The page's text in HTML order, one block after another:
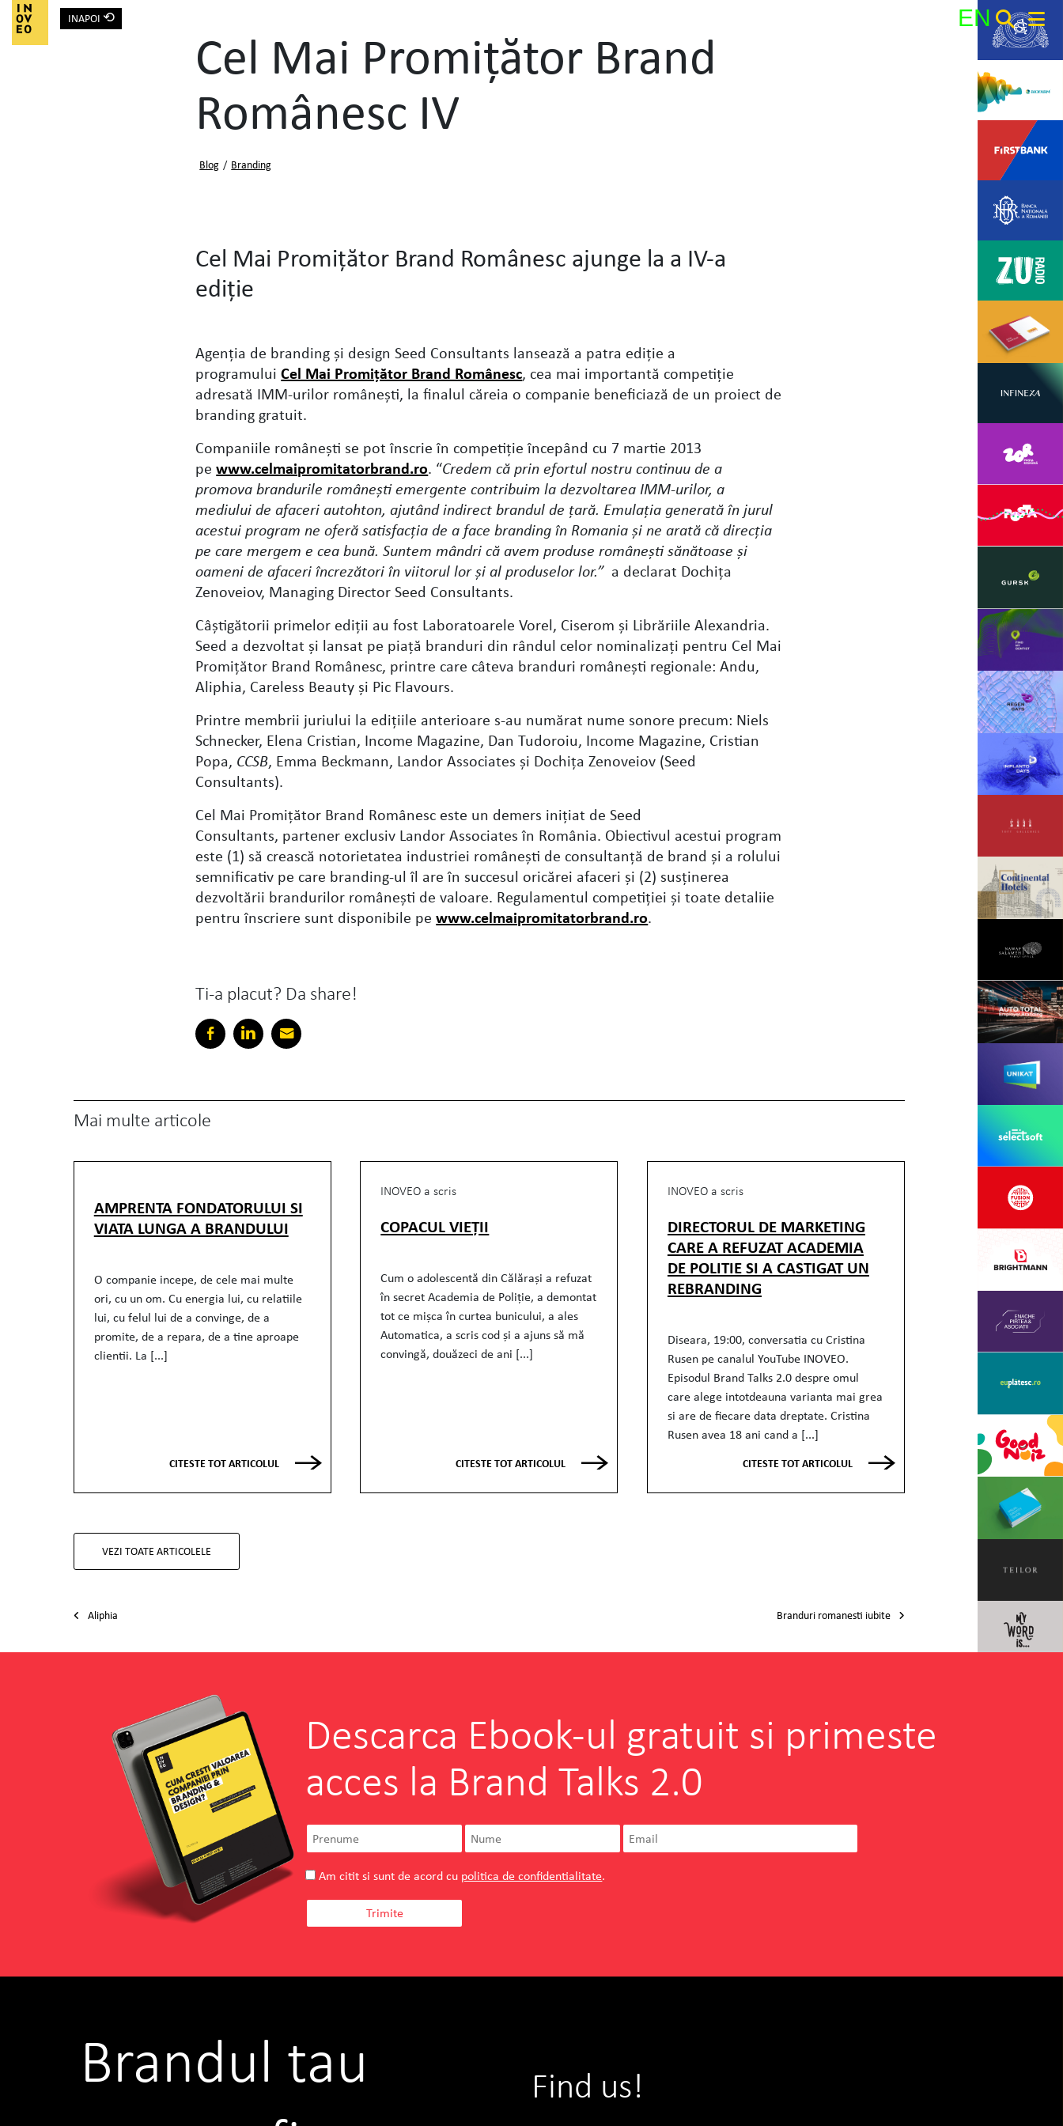
Main Navigation
INAPOI ⟲ EN
Cel Mai Promițător Brand
Românesc IV
Blog / Branding
Cel Mai Promițător Brand Românesc ajunge la a IV-a
ediție
Agenţia de branding şi design Seed Consultants lansează a patra ediţie a
programuluiCel Mai Promiţător Brand Românesc, cea mai importantă competiţie
adresată IMM-urilor românești, la finalul căreia o companie beneficiază de un proiect de
branding gratuit.
Companiile româneşti se pot înscrie în competiţie începând cu 7 martie 2013
pewww.celmaipromitatorbrand.ro. “Credem că prin efortul nostru continuu de a
promova brandurile româneşti emergente contribuim la dezvoltarea IMM-urilor, a
mediului de afaceri autohton, ajutând indirect brandul de ţară. Emulaţia generată în jurul
acestui program ne oferă satisfacţia de a face branding în Romania şi ne arată că direcţia
pe care mergem e cea bună. Suntem mândri că avem produse româneşti sănătoase şi
oameni de afaceri încrezători în viitorul lor şi al produselor lor.”a declarat Dochiţa
Zenoveiov, Managing Director Seed Consultants.
Câştigătorii primelor ediţii au fost Laboratoarele Vorel, Ciserom şi Librăriile Alexandria.
Seed a dezvoltat şi lansat pe piaţă branduri din rândul celor nominalizaţi pentru Cel Mai
Promiţător Brand Românesc, printre care câteva branduri româneşti regionale: Andu,
Aliphia, Careless Beauty şi Pic Flavours.
Printre membrii juriului la ediţiile anterioare s-au numărat nume sonore precum: Niels
Schnecker, Elena Cristian, Income Magazine, Dan Tudoroiu, Income Magazine, Cristian
Popa, CCSB, Emma Beckmann, Landor Associates şi Dochiţa Zenoveiov (Seed
Consultants).
Cel Mai Promiţător Brand Românesc este un demers iniţiat de Seed
Consultants, partener exclusiv Landor Associates în România. Obiectivul acestui program
este (1) să crească notorietatea industriei româneşti de consultanţă de brand şi a rolului
semnificativ pe care branding-ul îl are în succesul oricărei afaceri şi (2) susţinerea
dezvoltării brandurilor româneşti de valoare. Regulamentul competiţiei şi toate detaliie
pentru înscriere sunt disponibile pewww.celmaipromitatorbrand.ro.
Ti-a placut? Da share!
Mai multe articole
AMPRENTA FONDATORULUI SI
VIATA LUNGA A BRANDULUI
O companie incepe, de cele mai multe
ori, cu un om. Cu energia lui, cu relatiile
lui, cu felul lui de a convinge, de a
promite, de a repara, de a tine aproape
clientii. La [...]
CITESTE TOT ARTICOLUL
INOVEO a scris
COPACUL VIEȚII
Cum o adolescentă din Călărași a refuzat
în secret Academia de Poliție, a demontat
tot ce mișca în curtea bunicului, a ales
Automatica, a scris cod și a ajuns să mă
convingă, douăzeci de ani [...]
CITESTE TOT ARTICOLUL
INOVEO a scris
DIRECTORUL DE MARKETING
CARE A REFUZAT ACADEMIA
DE POLITIE SI A CASTIGAT UN
REBRANDING
Diseara, 19:00, conversatia cu Cristina
Rusen pe canalul YouTube INOVEO.
Episodul Brand Talks 2.0 despre omul
care alege intotdeauna varianta mai grea
si are de fiecare data dreptate. Cristina
Rusen avea 18 ani cand a [...]
CITESTE TOT ARTICOLUL
VEZI TOATE ARTICOLELE
Aliphia Branduri romanesti iubite
Descarca Ebook-ul gratuit si primeste
acces la Brand Talks 2.0
Am citit si sunt de acord cu politica de confidentialitate.
Brandul tau
Find us!